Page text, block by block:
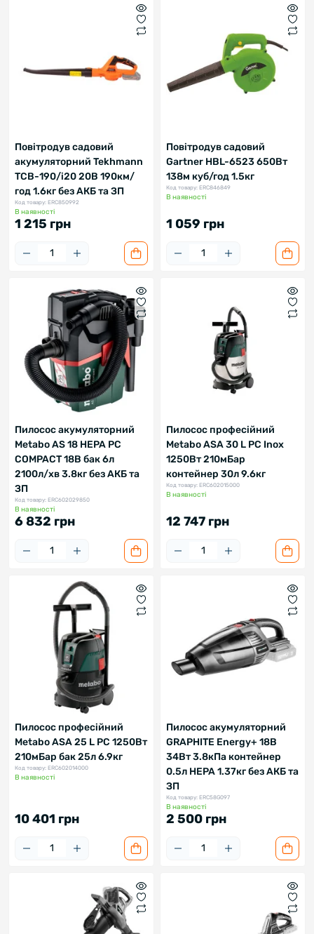
Повітродув садовий
акумуляторний Tekhmann
ТСВ-190/i20 20В 190км/
год 1.6кг без АКБ та ЗП
Код товару: ERC850992
В наявності
1 215 грн
Повітродув садовий
Gartner HBL-6523 650Вт
138м куб/год 1.5кг
Код товару: ERC846849
В наявності
1 059 грн
Пилосос акумуляторний
Metabo AS 18 HEPA PC
COMPACT 18В бак 6л
2100л/хв 3.8кг без АКБ та
ЗП
Код товару: ERC602029850
В наявності
6 832 грн
Пилосос професійний
Metabo ASA 30 L PC Inox
1250Вт 210мБар
контейнер 30л 9.6кг
Код товару: ERC602015000
В наявності
12 747 грн
Пилосос професійний
Metabo ASA 25 L PC 1250Вт
210мБар бак 25л 6.9кг
Код товару: ERC602014000
В наявності
10 401 грн
Пилосос акумуляторний
GRAPHITE Energy+ 18В
34Вт 3.8кПа контейнер
0.5л HEPA 1.37кг без АКБ та
ЗП
Код товару: ERC58G097
В наявності
2 500 грн